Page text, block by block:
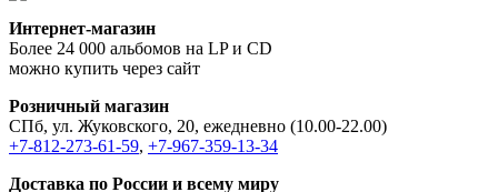
Интернет-магазин
Более 24 000 альбомов на LP и CD
можно купить через сайт
Розничный магазин
СПб, ул. Жуковского, 20, ежедневно (10.00-22.00)
+7-812-273-61-59, +7-967-359-13-34
Доставка по России и всему миру